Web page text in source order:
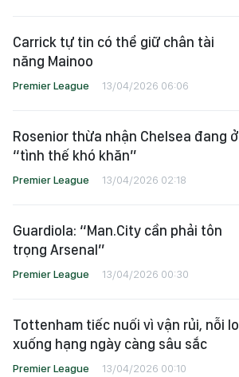
Carrick tự tin có thể giữ chân tài
năng Mainoo
Premier League 13/04/2026 06:06
Rosenior thừa nhận Chelsea đang ở
“tình thế khó khăn”
Premier League 13/04/2026 02:18
Guardiola: “Man.City cần phải tôn
trọng Arsenal”
Premier League 13/04/2026 00:30
Tottenham tiếc nuối vì vận rủi, nỗi lo
xuống hạng ngày càng sâu sắc
Premier League 13/04/2026 00:10